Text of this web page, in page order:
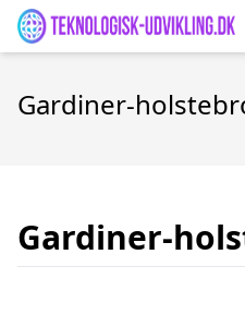
Gardiner-
Gardiner-